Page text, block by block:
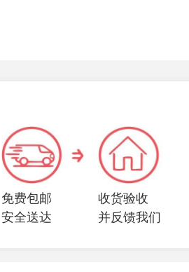
免费包邮
安全送达
收货验收
并反馈我们